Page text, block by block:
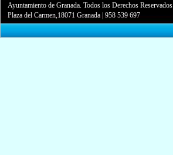
Ayuntamiento de Granada. Todos los Derechos Reservados.
Plaza del Carmen,18071 Granada |958 539 697